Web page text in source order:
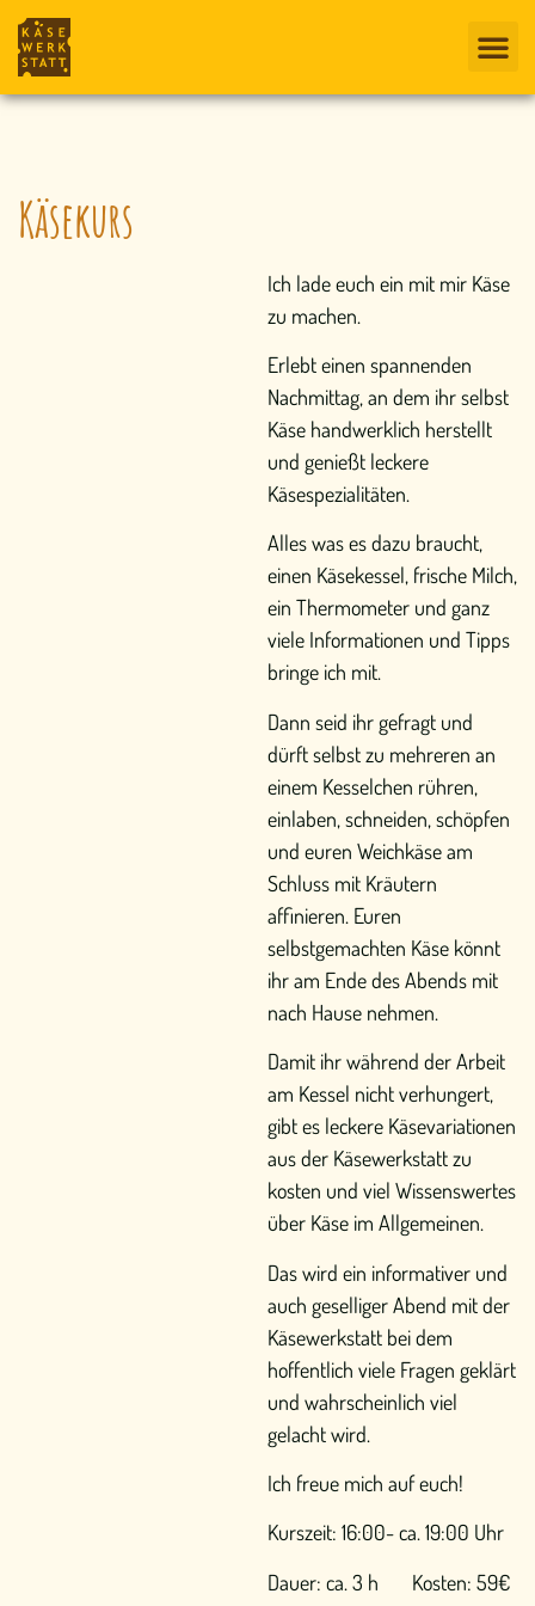
Käsekurs
Ich lade euch ein mit mir Käse
zu machen.
Erlebt einen spannenden
Nachmittag, an dem ihr selbst
Käse handwerklich herstellt
und genießt leckere
Käsespezialitäten.
Alles was es dazu braucht,
einen Käsekessel, frische Milch,
ein Thermometer und ganz
viele Informationen und Tipps
bringe ich mit.
Dann seid ihr gefragt und
dürft selbst zu mehreren an
einem Kesselchen rühren,
einlaben, schneiden, schöpfen
und euren Weichkäse am
Schluss mit Kräutern
affinieren. Euren
selbstgemachten Käse könnt
ihr am Ende des Abends mit
nach Hause nehmen.
Damit ihr während der Arbeit
am Kessel nicht verhungert,
gibt es leckere Käsevariationen
aus der Käsewerkstatt zu
kosten und viel Wissenswertes
über Käse im Allgemeinen.
Das wird ein informativer und
auch geselliger Abend mit der
Käsewerkstatt bei dem
hoffentlich viele Fragen geklärt
und wahrscheinlich viel
gelacht wird.
Ich freue mich auf euch!
Kurszeit: 16:00- ca. 19:00 Uhr
Dauer: ca. 3 h Kosten: 59€